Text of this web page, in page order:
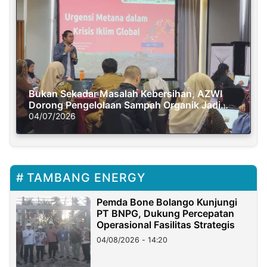
Bukan Sekadar Masalah Kebersihan, AZWI
Dorong Pengelolaan Sampah Organik Jadi
Solusi Krisis Iklim
04/07/2026
TAMBANG ENERGY
Pemda Bone Bolango Kunjungi
PT BNPG, Dukung Percepatan
Operasional Fasilitas Strategis
04/08/2026 - 14:20